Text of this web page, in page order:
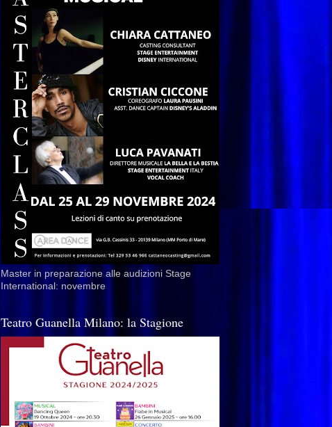
Master in preparazione alle audizioni Stage
International: novembre
Teatro Guanella Milano: la Stagione